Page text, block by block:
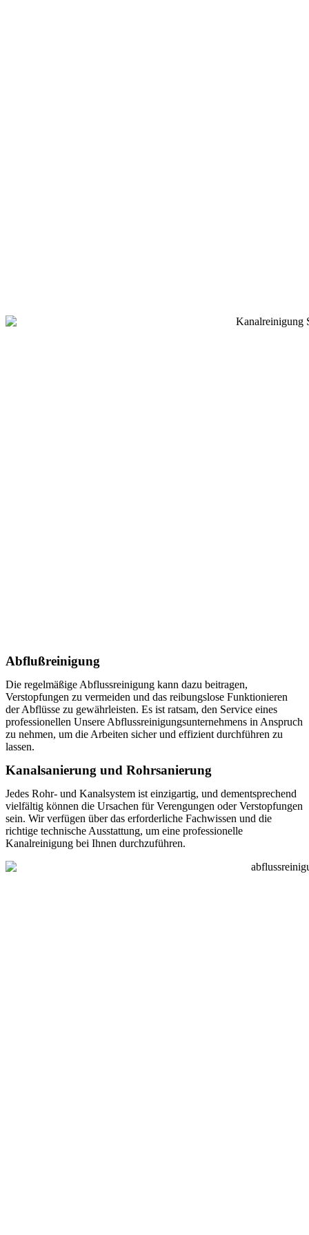
Abflußreinigung
Die regelmäßige Abflussreinigung kann dazu beitragen,
Verstopfungen zu vermeiden und das reibungslose Funktionieren
der Abflüsse zu gewährleisten. Es ist ratsam, den Service eines
professionellen Unsere Abflussreinigungsunternehmens in Anspruch
zu nehmen, um die Arbeiten sicher und effizient durchführen zu
lassen.
Kanalsanierung und Rohrsanierung
Jedes Rohr- und Kanalsystem ist einzigartig, und dementsprechend
vielfältig können die Ursachen für Verengungen oder Verstopfungen
sein. Wir verfügen über das erforderliche Fachwissen und die
richtige technische Ausstattung, um eine professionelle
Kanalreinigung bei Ihnen durchzuführen.